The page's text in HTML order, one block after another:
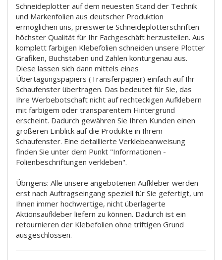
Schneideplotter auf dem neuesten Stand der Technik
und Markenfolien aus deutscher Produktion
ermöglichen uns, preiswerte Schneideplotterschriften
höchster Qualität für Ihr Fachgeschäft herzustellen. Aus
komplett farbigen Klebefolien schneiden unsere Plotter
Grafiken, Buchstaben und Zahlen konturgenau aus.
Diese lassen sich dann mittels eines
Übertagungspapiers (Transferpapier) einfach auf Ihr
Schaufenster übertragen. Das bedeutet für Sie, das
Ihre Werbebotschaft nicht auf rechteckigen Aufklebern
mit farbigem oder transparentem Hintergrund
erscheint. Dadurch gewähren Sie Ihren Kunden einen
größeren Einblick auf die Produkte in Ihrem
Schaufenster. Eine detaillierte Verklebeanweisung
finden Sie unter dem Punkt "Informationen -
Folienbeschriftungen verkleben".
Übrigens: Alle unsere angebotenen Aufkleber werden
erst nach Auftragseingang speziell für Sie gefertigt, um
Ihnen immer hochwertige, nicht überlagerte
Aktionsaufkleber liefern zu können. Dadurch ist ein
retournieren der Klebefolien ohne triftigen Grund
ausgeschlossen.